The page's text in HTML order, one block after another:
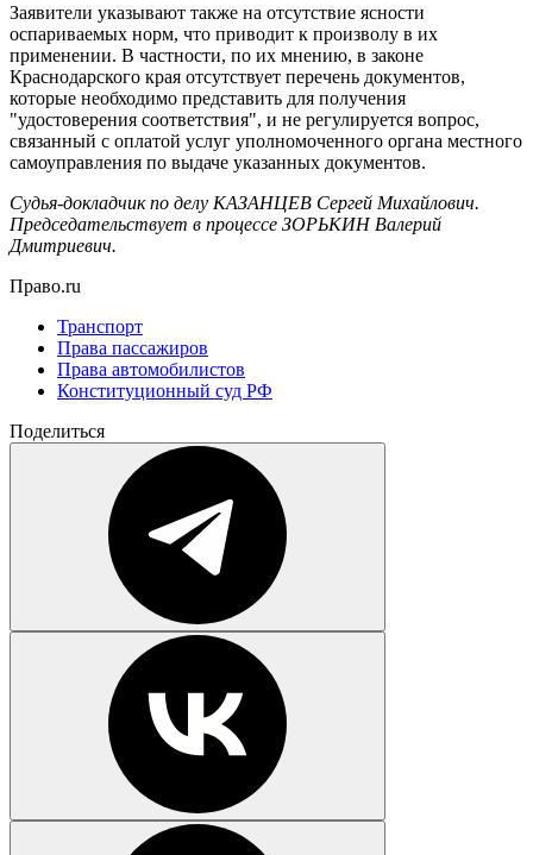
Заявители указывают также на отсутствие ясности
оспариваемых норм, что приводит к произволу в их
применении. В частности, по их мнению, в законе
Краснодарского края отсутствует перечень документов,
которые необходимо представить для получения
"удостоверения соответствия", и не регулируется вопрос,
связанный с оплатой услуг уполномоченного органа местного
самоуправления по выдаче указанных документов.
Судья-докладчик по делу КАЗАНЦЕВ Сергей Михайлович.
Председательствует в процессе ЗОРЬКИН Валерий
Дмитриевич.
Право.ru
Транспорт
Права пассажиров
Права автомобилистов
Конституционный суд РФ
Поделиться